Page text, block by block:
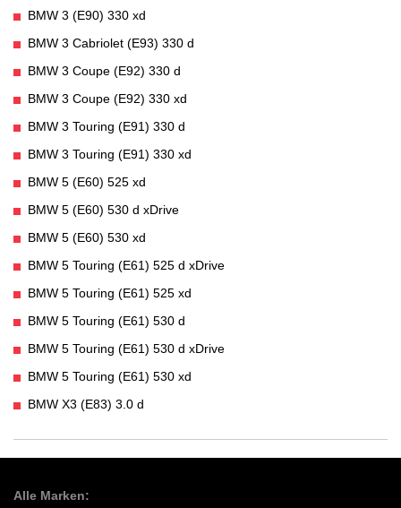
BMW 3 (E90) 330 xd
BMW 3 Cabriolet (E93) 330 d
BMW 3 Coupe (E92) 330 d
BMW 3 Coupe (E92) 330 xd
BMW 3 Touring (E91) 330 d
BMW 3 Touring (E91) 330 xd
BMW 5 (E60) 525 xd
BMW 5 (E60) 530 d xDrive
BMW 5 (E60) 530 xd
BMW 5 Touring (E61) 525 d xDrive
BMW 5 Touring (E61) 525 xd
BMW 5 Touring (E61) 530 d
BMW 5 Touring (E61) 530 d xDrive
BMW 5 Touring (E61) 530 xd
BMW X3 (E83) 3.0 d
Alle Marken: